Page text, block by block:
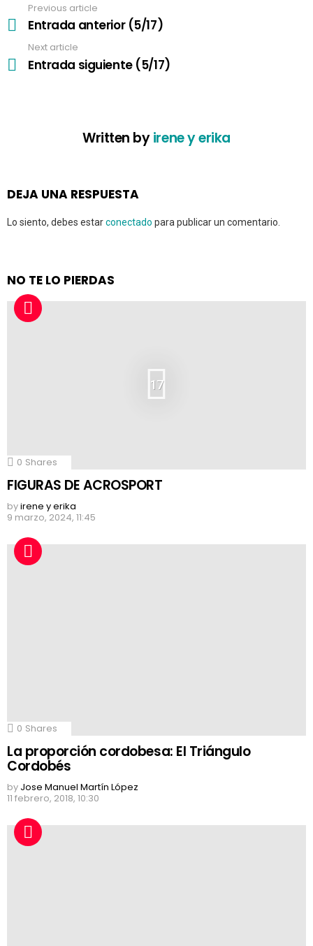
i
g
t
more
Previous article
Entrada anterior (5/17)
Next article
Entrada siguiente (5/17)
Written byirene y erika
DEJA UNA RESPUESTA
Lo siento, debes estarconectado para publicar un comentario.
NO TE LO PIERDAS
17
0 Shares
FIGURAS DE ACROSPORT
byirene y erika
9 marzo, 2024, 11:45
0 Shares
La proporción cordobesa: El Triángulo
Cordobés
by Jose Manuel Martín López
11 febrero, 2018, 10:30